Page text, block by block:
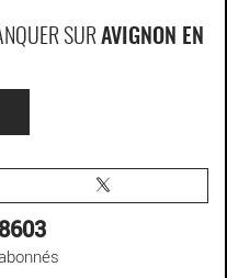
SUR AVIGNON EN
8603